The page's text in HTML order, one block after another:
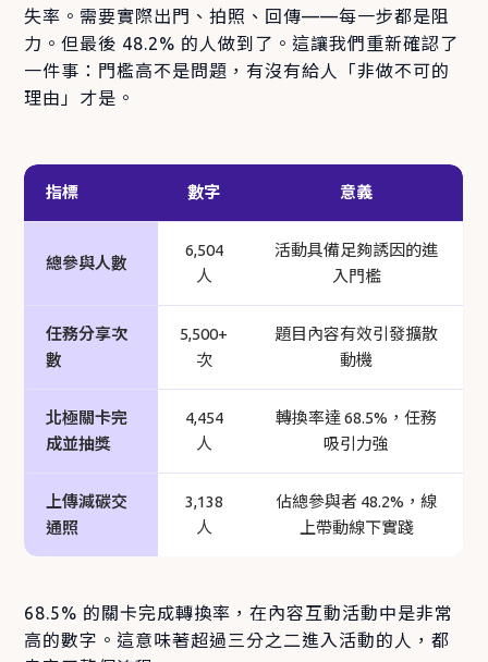
失率。需要實際出門、拍照、回傳——每一步都是阻
力。但最後 48.2% 的人做到了。這讓我們重新確認了
一件事：門檻高不是問題，有沒有給人「非做不可的
理由」才是。
指標 數字 意義
總參與人數
6,504
人
活動具備足夠誘因的進
入門檻
任務分享次
數
5,500+
次
題目內容有效引發擴散
動機
北極關卡完
成並抽獎
4,454
人
轉換率達 68.5%，任務
吸引力強
上傳減碳交
通照
3,138
人
佔總參與者 48.2%，線
上帶動線下實踐
68.5% 的關卡完成轉換率，在內容互動活動中是非常
高的數字。這意味著超過三分之二進入活動的人，都